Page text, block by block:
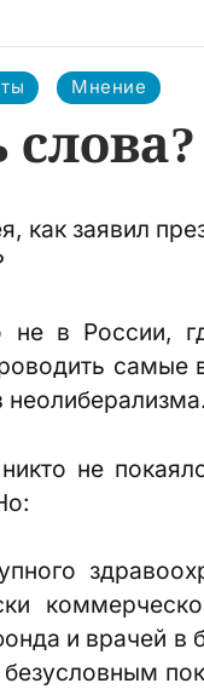
Мнение
как заявил
в России,
самые
неолиберализма.
не
и врачей в